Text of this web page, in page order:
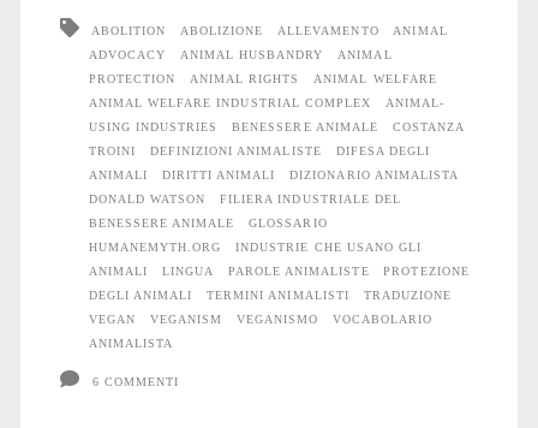
ABOLITION ABOLIZIONE ALLEVAMENTO
ANIMAL
ADVOCACY
ANIMAL HUSBANDRY
ANIMAL
PROTECTION
ANIMAL RIGHTS
ANIMAL WELFARE
ANIMAL WELFARE INDUSTRIAL COMPLEX
ANIMAL-
USING INDUSTRIES
BENESSERE ANIMALE
COSTANZA
TROINI
DEFINIZIONI ANIMALISTE
DIFESA DEGLI
ANIMALI
DIRITTI ANIMALI
DIZIONARIO ANIMALISTA
DONALD WATSON
FILIERA INDUSTRIALE DEL
BENESSERE ANIMALE
GLOSSARIO
HUMANEMYTH.ORG
INDUSTRIE CHE USANO GLI
ANIMALI
LINGUA PAROLE ANIMALISTE
PROTEZIONE
DEGLI ANIMALI
TERMINI ANIMALISTI
TRADUZIONE
VEGAN
VEGANISM VEGANISMO
VOCABOLARIO
ANIMALISTA
6 COMMENTI